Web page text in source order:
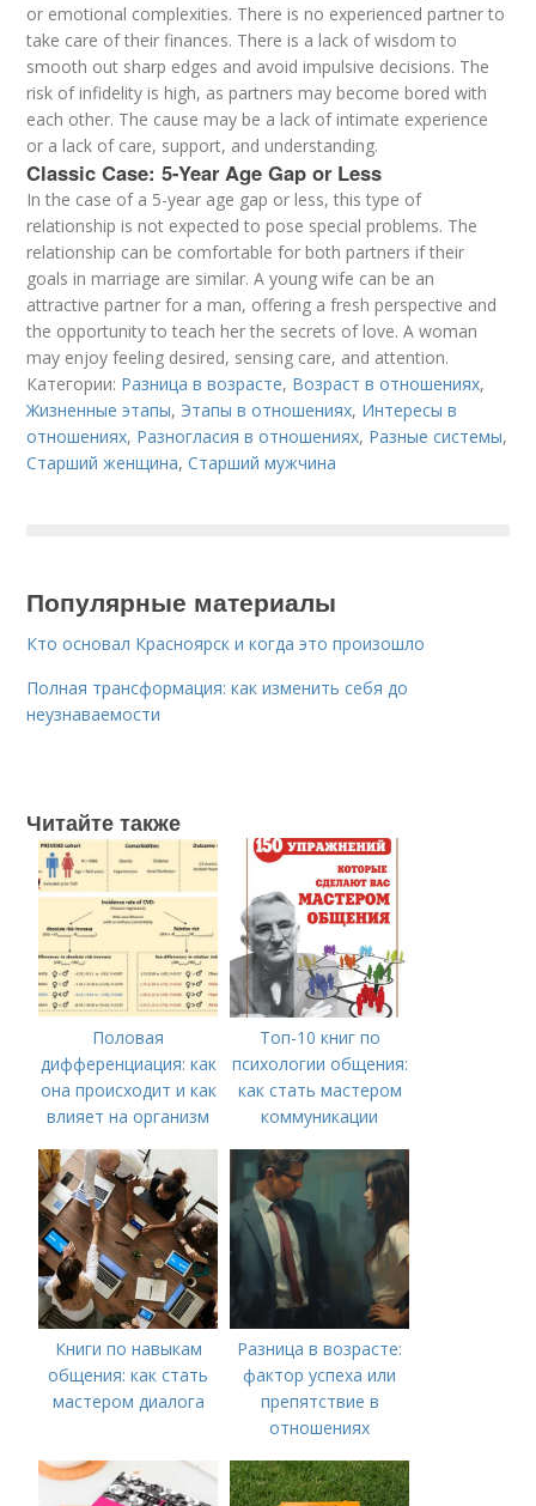
or emotional complexities. There is no experienced partner to
take care of their finances. There is a lack of wisdom to
smooth out sharp edges and avoid impulsive decisions. The
risk of infidelity is high, as partners may become bored with
each other. The cause may be a lack of intimate experience
or a lack of care, support, and understanding.
Classic Case: 5-Year Age Gap or Less
In the case of a 5-year age gap or less, this type of
relationship is not expected to pose special problems. The
relationship can be comfortable for both partners if their
goals in marriage are similar. A young wife can be an
attractive partner for a man, offering a fresh perspective and
the opportunity to teach her the secrets of love. A woman
may enjoy feeling desired, sensing care, and attention.
Категории: Разница в возрасте, Возраст в отношениях,
Жизненные этапы, Этапы в отношениях, Интересы в
отношениях, Разногласия в отношениях, Разные системы,
Старший женщина,Старший мужчина
Популярные материалы
Кто основал Красноярск и когда это произошло
Полная трансформация: как изменить себя до
неузнаваемости
Читайте также
Половая
дифференциация: как
она происходит и как
влияет на организм
Топ-10 книг по
психологии общения:
как стать мастером
коммуникации
Книги по навыкам
общения: как стать
мастером диалога
Разница в возрасте:
фактор успеха или
препятствие в
отношениях